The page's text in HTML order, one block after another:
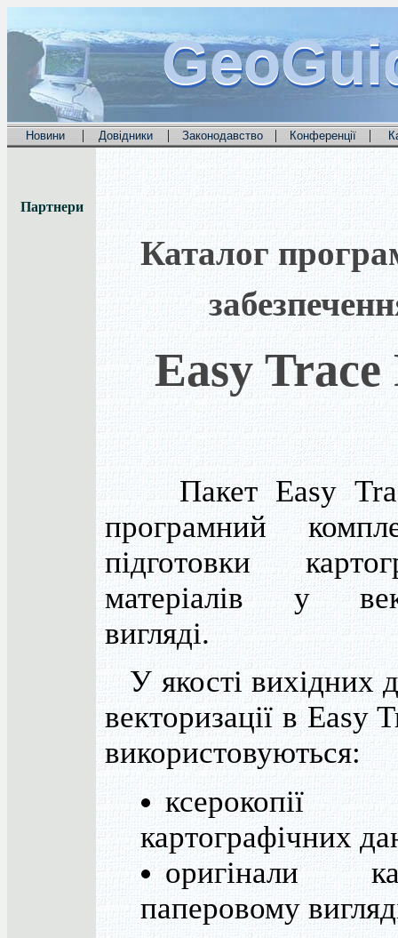
Новини | Довідники | Законодавство | Конференції |
Партнери
Каталог
Easy Trace
Пакет Easy
програмний
підготовки
матеріалів у
вигляді.
У якості вихідних
векторизації в Easy
використовуються:
ксерокопії
картографічних
оригінали
паперовому